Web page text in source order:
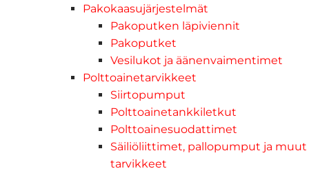
Pakokaasujärjestelmät
Pakoputken läpiviennit
Pakoputket
Vesilukot ja äänenvaimentimet
Polttoainetarvikkeet
Siirtopumput
Polttoainetankkiletkut
Polttoainesuodattimet
Säiliöliittimet, pallopumput ja muut
tarvikkeet